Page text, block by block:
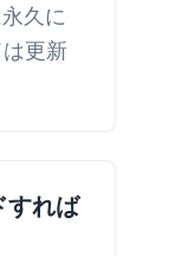
久に
更新
すれば